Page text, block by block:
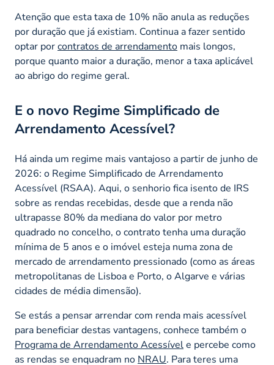
Atenção que esta taxa de 10% não anula as reduções
por duração que já existiam. Continua a fazer sentido
optar porcontratos de arrendamento mais longos,
porque quanto maior a duração, menor a taxa aplicável
ao abrigo do regime geral.
E o novo Regime Simplificado de
Arrendamento Acessível?
Há ainda um regime mais vantajoso a partir de junho de
2026: o Regime Simplificado de Arrendamento
Acessível (RSAA). Aqui, o senhorio fica isento de IRS
sobre as rendas recebidas, desde que a renda não
ultrapasse 80% da mediana do valor por metro
quadrado no concelho, o contrato tenha uma duração
mínima de 5 anos e o imóvel esteja numa zona de
mercado de arrendamento pressionado (como as áreas
metropolitanas de Lisboa e Porto, o Algarve e várias
cidades de média dimensão).
Se estás a pensar arrendar com renda mais acessível
para beneficiar destas vantagens, conhece também o
Programa de Arrendamento Acessívele percebe como
as rendas se enquadram no NRAU. Para teres uma